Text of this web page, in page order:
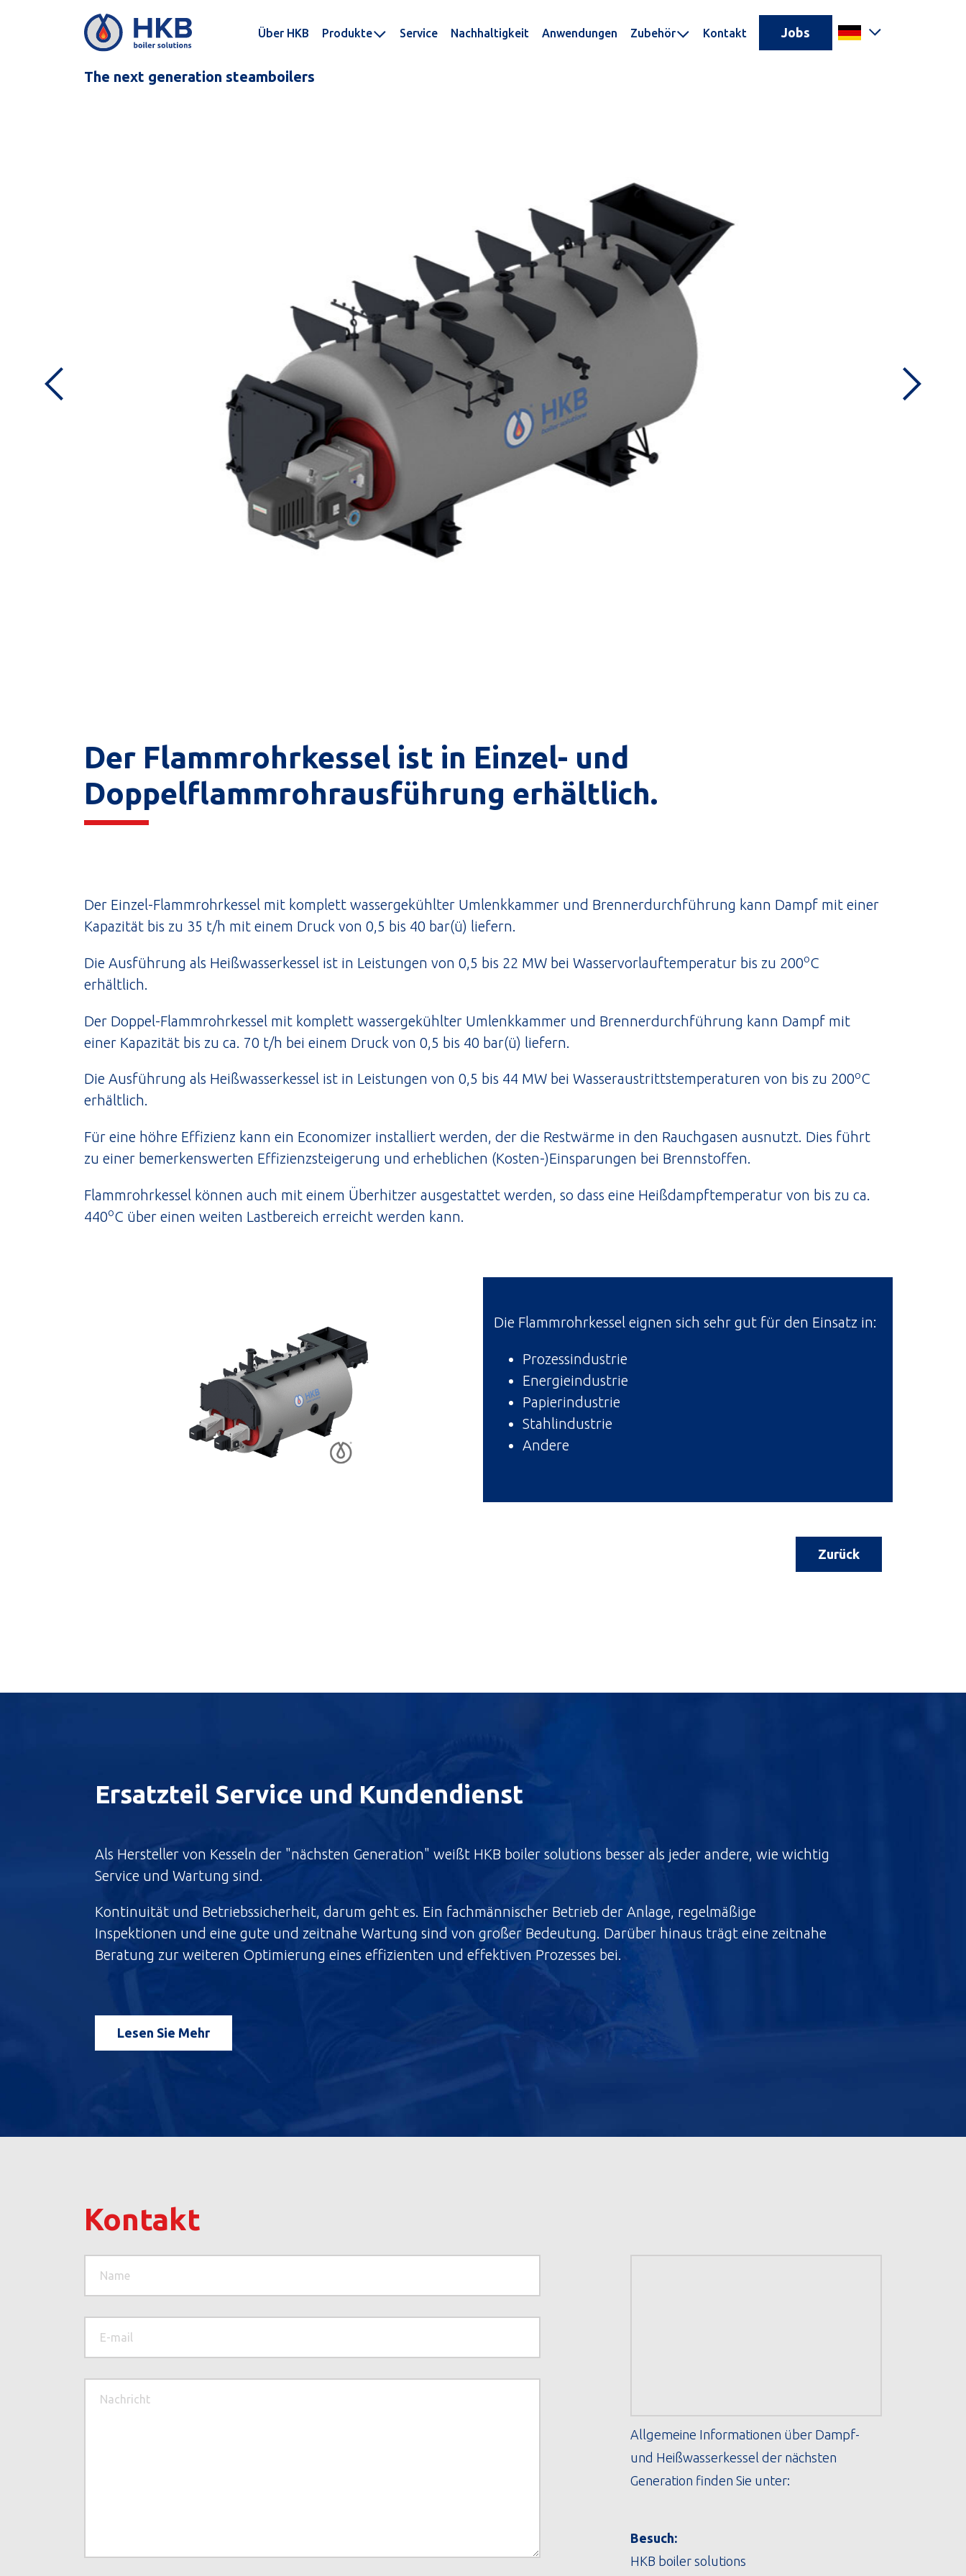
Über HKB Produkte Service Nachhaltigkeit Anwendungen Zubehör Kontakt Jobs
The next generation steamboilers
Der Flammrohrkessel ist in Einzel- und
Doppelflammrohrausführung erhältlich.
Der Einzel-Flammrohrkessel mit komplett wassergekühlter Umlenkkammer und Brennerdurchführung kann Dampf mit einer
Kapazität bis zu 35 t/h mit einem Druck von 0,5 bis 40 bar(ü) liefern.
Die Ausführung als Heißwasserkessel ist in Leistungen von 0,5 bis 22 MW bei Wasservorlauftemperatur bis zu 200oC
erhältlich.
Der Doppel-Flammrohrkessel mit komplett wassergekühlter Umlenkkammer und Brennerdurchführung kann Dampf mit
einer Kapazität bis zu ca. 70 t/h bei einem Druck von 0,5 bis 40 bar(ü) liefern.
Die Ausführung als Heißwasserkessel ist in Leistungen von 0,5 bis 44 MW bei Wasseraustrittstemperaturen von bis zu 200oC
erhältlich.
Für eine höhre Effizienz kann ein Economizer installiert werden, der die Restwärme in den Rauchgasen ausnutzt. Dies führt
zu einer bemerkenswerten Effizienzsteigerung und erheblichen (Kosten-)Einsparungen bei Brennstoffen.
Flammrohrkessel können auch mit einem Überhitzer ausgestattet werden, so dass eine Heißdampftemperatur von bis zu ca.
440oC über einen weiten Lastbereich erreicht werden kann.
Die Flammrohrkessel eignen sich sehr gut für den Einsatz in:
Prozessindustrie
Energieindustrie
Papierindustrie
Stahlindustrie
Andere
Zurück
Ersatzteil Service und Kundendienst
Als Hersteller von Kesseln der "nächsten Generation" weißt HKB boiler solutions besser als jeder andere, wie wichtig
Service und Wartung sind.
Kontinuität und Betriebssicherheit, darum geht es. Ein fachmännischer Betrieb der Anlage, regelmäßige
Inspektionen und eine gute und zeitnahe Wartung sind von großer Bedeutung. Darüber hinaus trägt eine zeitnahe
Beratung zur weiteren Optimierung eines effizienten und effektiven Prozesses bei.
Lesen Sie Mehr
Kontakt
Allgemeine Informationen über Dampf-
und Heißwasserkessel der nächsten
Generation finden Sie unter:
Besuch:
HKB boiler solutions